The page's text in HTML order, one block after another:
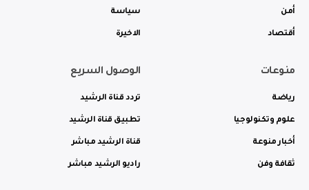
أمن
أقتصاد
سياسة
الاخيرة
منوعات
رياضة
علوم وتكنولوجيا
أخبار منوعة
ثقافة وفن
الوصول السريع
تردد قناة الرشيد
تطبيق قناة الرشيد
قناة الرشيد مباشر
راديو الرشيد مباشر